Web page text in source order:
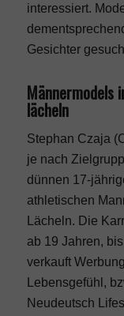
interessiert.
Gesichter
Männermodels
lächeln
Stephan Czaja
je nach
dünnen 17-
athletischen
Lächeln. Die
ab 19 Jahren,
verkauft
Lebensgefühl,
Neudeutsch